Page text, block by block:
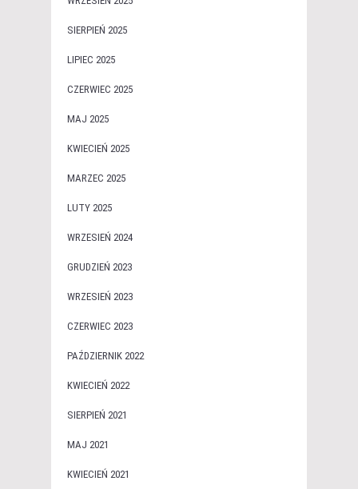
SIERPIEŃ 2025
LIPIEC 2025
CZERWIEC 2025
MAJ 2025
KWIECIEŃ 2025
MARZEC 2025
LUTY 2025
WRZESIEŃ 2024
GRUDZIEŃ 2023
WRZESIEŃ 2023
CZERWIEC 2023
PAŹDZIERNIK 2022
KWIECIEŃ 2022
SIERPIEŃ 2021
MAJ 2021
KWIECIEŃ 2021